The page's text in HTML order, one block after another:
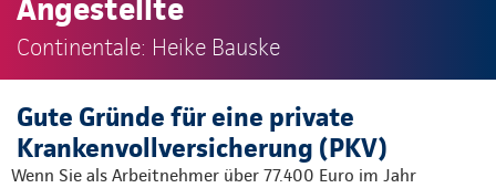
Angestellte
Continentale: Heike Bauske
Gute Gründe für eine private
Krankenvollversicherung (PKV)
Wenn Sie als Arbeitnehmer über 77.400 Euro im Jahr